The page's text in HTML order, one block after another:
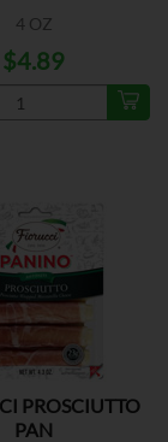
4 OZ
$4.89
PROSCIUTTO
PAN